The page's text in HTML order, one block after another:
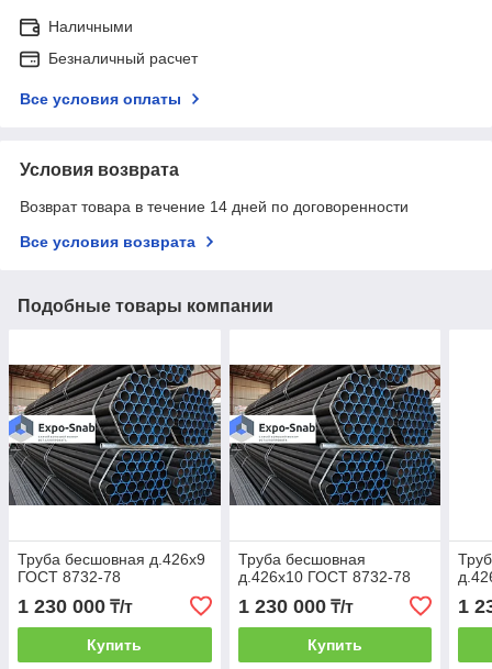
Наличными
Безналичный расчет
Все условия оплаты
Условия возврата
Возврат товара в течение 14 дней по договоренности
Все условия возврата
Подобные товары компании
Труба бесшовная д.426х9
ГОСТ 8732-78
1 230 000 ₸/т
Купить
Труба бесшовная
д.426х10 ГОСТ 8732-78
1 230 000₸/т
Купить
1